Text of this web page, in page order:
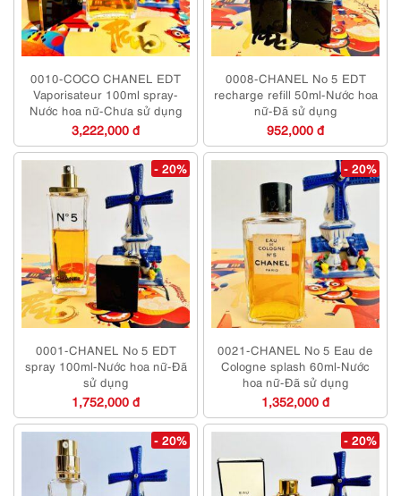
0010-COCO CHANEL EDT
Vaporisateur 100ml spray-
Nước hoa nữ-Chưa sử dụng
3,222,000 đ
0008-CHANEL No 5 EDT
recharge refill 50ml-Nước hoa
nữ-Đã sử dụng
952,000 đ
- 20%
0001-CHANEL No 5 EDT
spray 100ml-Nước hoa nữ-Đã
sử dụng
1,752,000 đ
- 20%
0021-CHANEL No 5 Eau de
Cologne splash 60ml-Nước
hoa nữ-Đã sử dụng
1,352,000 đ
- 20% - 20%